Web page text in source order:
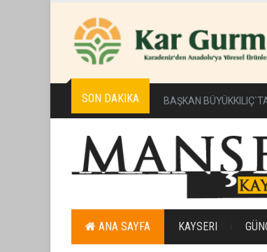
SON DAKIKA BAŞKAN
ANA SAYFA KAYSERI